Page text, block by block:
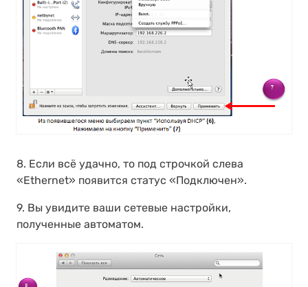
8. Если всё удачно, то под строчкой слева
«Ethernet» появится статус «Подключен».
9. Вы увидите ваши сетевые настройки,
полученные автоматом.